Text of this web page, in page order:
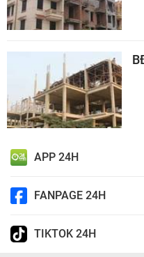
APP 24H
FANPAGE 24H
TIKTOK 24H